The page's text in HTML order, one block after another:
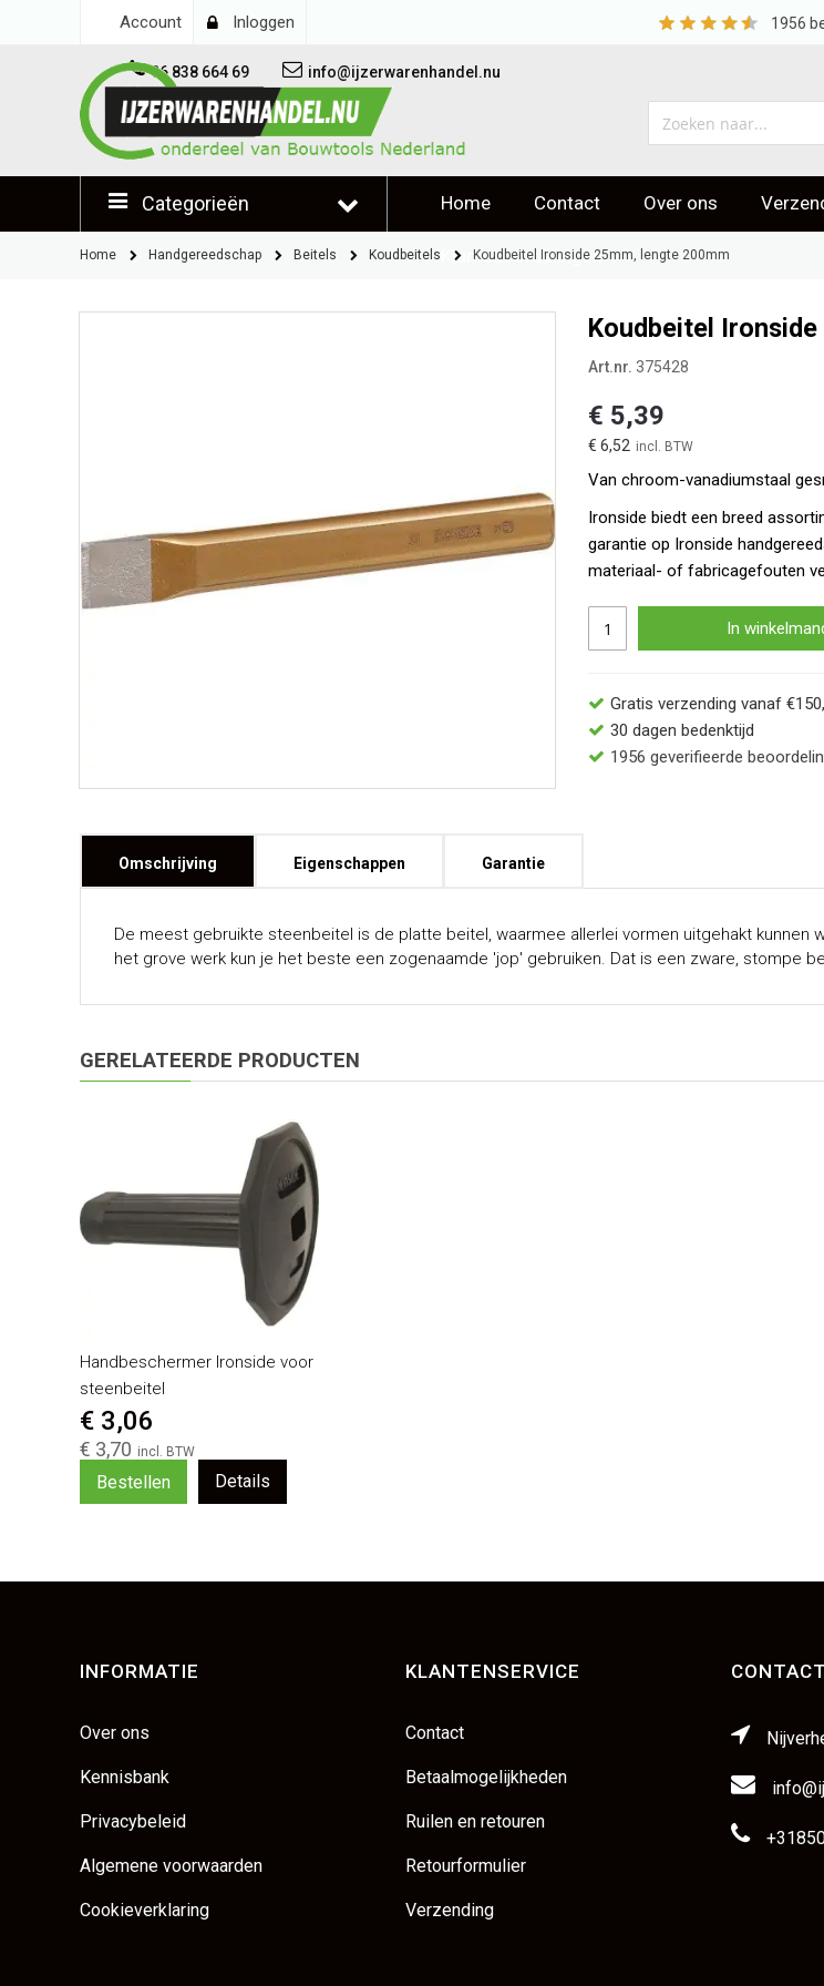
Account Inloggen 1956
06 838 664 69 info@ijzerwarenhandel.nu
Categorieën Home Contact Over ons
Klantbeoordelingen
Home Handgereedschap Beitels Koudbeitels Koudbeitel Ironside 25mm, lengte 200mm
Koudbeitel
Art.nr. 375428
€ 6,52
€ 5,39
Van chroom-vanadiumstaal
Ironside biedt een breed
garantie op Ironside
materiaal- of fabricagefouten
In
Gratis verzending vanaf
30 dagen bedenktijd
1956 geverifieerde
Omschrijving
De meest gebruikte steenbeitel is de platte beitel, waarmee allerlei vormen uitgehakt
het grove werk kun je het beste een zogenaamde 'jop' gebruiken. Dat is een zware, stompe
Eigenschappen Garantie
GERELATEERDE PRODUCTEN
Handbeschermer Ironside voor
steenbeitel
€ 3,70
€ 3,06
Bestellen Details
INFORMATIE
Over ons
Kennisbank
Privacybeleid
Algemene voorwaarden
Cookieverklaring
KLANTENSERVICE
Contact
Betaalmogelijkheden
Ruilen en retouren
Retourformulier
Verzending
CONTACT